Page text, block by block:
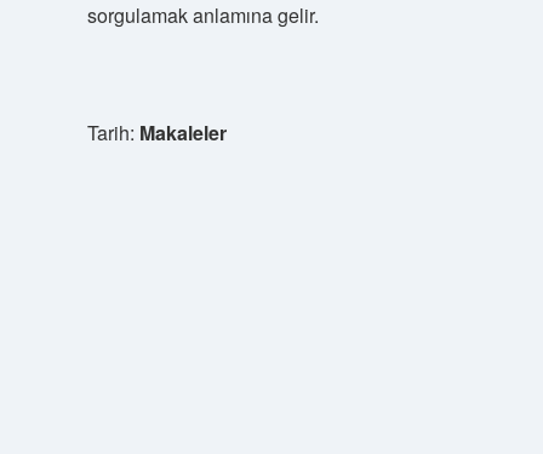
sorgulamak anlamına gelir.
Tarih: Makaleler